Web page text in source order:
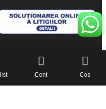
Cont Cos